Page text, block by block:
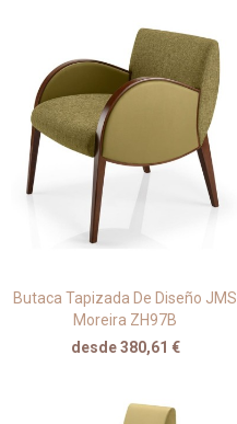
Butaca Tapizada De Diseño JMS
Moreira ZH97B
desde 380,61 €